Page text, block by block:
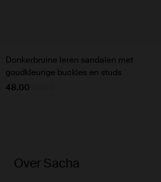
Donkerbruine leren sandalen met
goudkleurige buckles en studs
48.00
Over Sacha